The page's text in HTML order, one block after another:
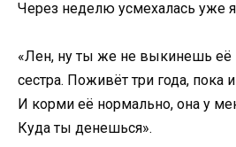
Через неделю усмехалась уже я
«Лен, ну ты же не выкинешь её
сестра. Поживёт три года, пока
И корми её нормально, она у
Куда ты денешься».